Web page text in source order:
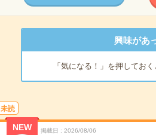
興味があ
「気になる！」を押してお
未読
NEW 掲載日 2026/08/06